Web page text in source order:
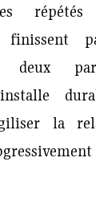
finissent
la